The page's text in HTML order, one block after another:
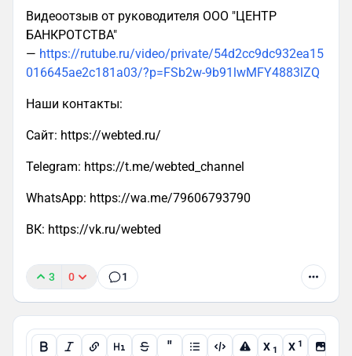
Видеоотзыв от руководителя ООО "ЦЕНТР
БАНКРОТСТВА"
— https://rutube.ru/video/private/54d2cc9dc932ea15
016645ae2c181a03/?p=FSb2w-9b91lwMFY4883lZQ
Наши контакты:
Сайт: https://webted.ru/
Telegram: https://t.me/webted_channel
WhatsApp: https://wa.me/79606793790
ВК: https://vk.ru/webted
3 0 1
" X 1 X 1